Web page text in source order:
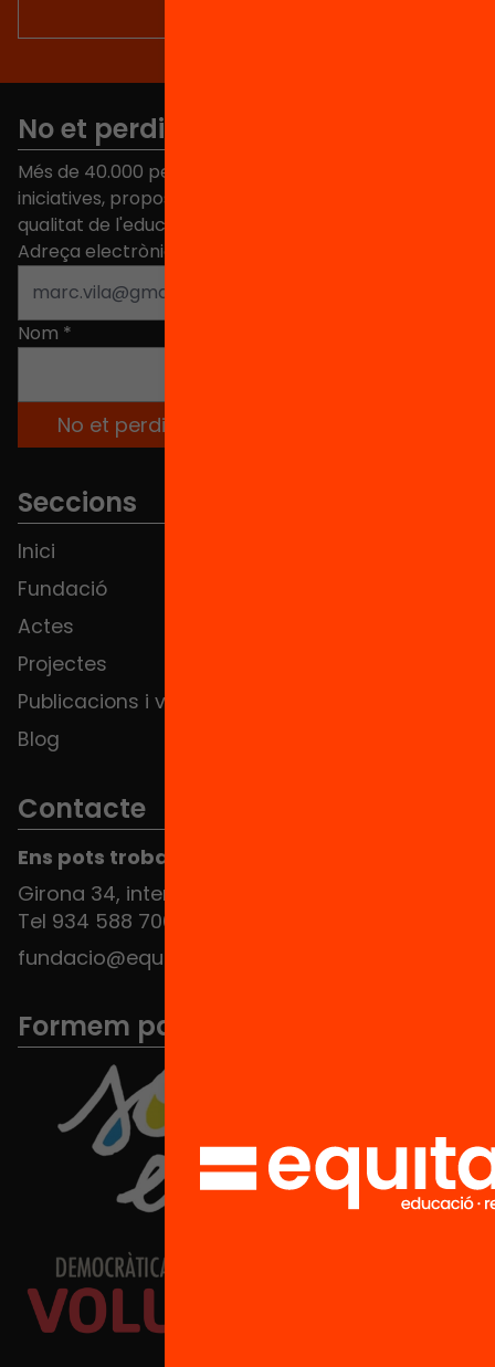
No et perdis res
Més de 40.000 persones ja han triat Equitat. Rep
iniciatives, propostes i projectes per millorar la
qualitat de l'educació a Catalunya.
Adreça electrònica
Nom *
Seccions
Inici
Fundació
Actes
Projectes
Publicacions i vídeos
Blog
Contacte
Ens pots trobar al Hub Social
Girona 34, interior 08010 Barcelona
Tel 934 588 700
fundacio@equitat.org
Formem part de...